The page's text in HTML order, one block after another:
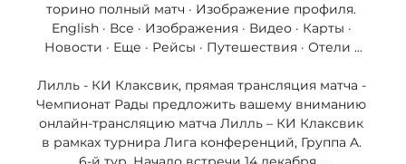
торино полный матч · Изображение профиля.
English · Все · Изображения · Видео · Карты ·
Новости · Еще · Рейсы · Путешествия · Отели ...
Лилль - КИ Клаксвик, прямая трансляция матча -
Чемпионат Рады предложить вашему вниманию
онлайн-трансляцию матча Лилль – КИ Клаксвик
в рамках турнира Лига конференций, Группа A.